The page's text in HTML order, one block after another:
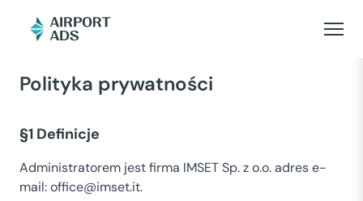
Polityka prywatności
§1 Definicje
Administratorem jest firma IMSET Sp. z o.o. adres e-
mail:office@imset.it.